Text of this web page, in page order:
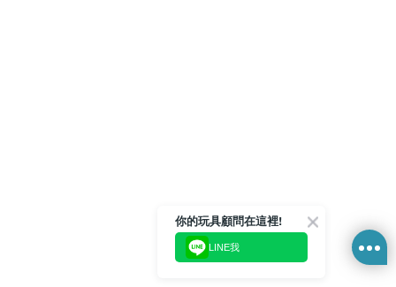
你的玩具顧問在這裡!
LINE我